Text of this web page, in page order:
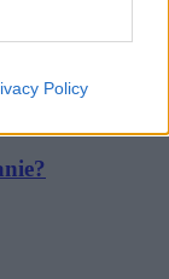
Policy